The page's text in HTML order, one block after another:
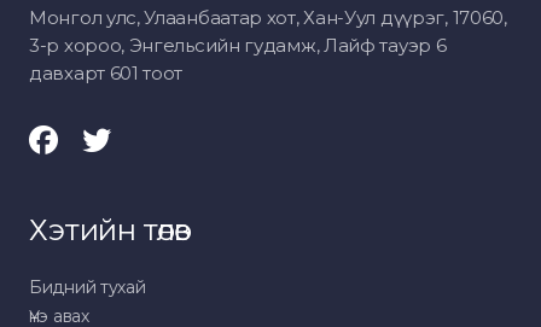
Монгол улс, Улаанбаатар хот, Хан-Уул дүүрэг, 17060,
3-р хороо, Энгельсийн гудамж, Лайф тауэр 6
давхарт 601 тоот
Хэтийн төлөв
Бидний тухай
Үнэ авах